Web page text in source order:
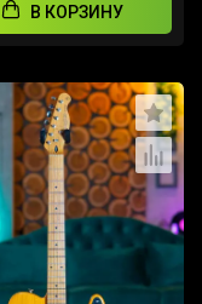
В КОРЗИНУ